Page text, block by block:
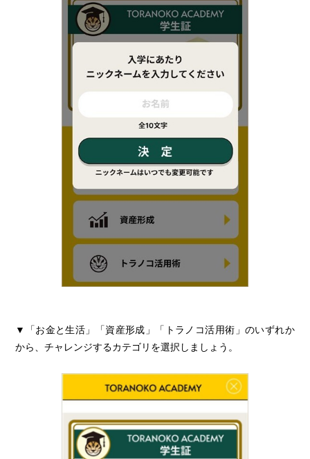
▼「お金と生活」「資産形成」「トラノコ活用術」のいずれか
から、チャレンジするカテゴリを選択しましょう。